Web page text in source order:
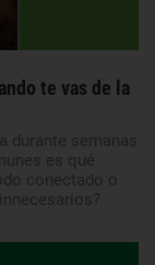
te vas de la
durante semanas
es qué
conectado o